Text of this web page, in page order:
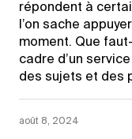
répondent à
l’on sache
moment. Que
cadre d’un
des sujets et des
août 8, 2024